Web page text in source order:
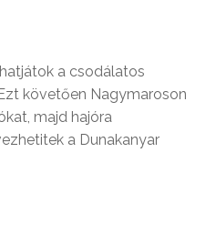
a csodálatos
követően Nagymaroson
majd hajóra
a Dunakanyar